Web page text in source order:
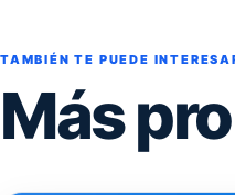
TAMBIÉN TE PUEDE
Más